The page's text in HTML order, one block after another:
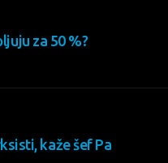
za 50 %?
kaže šef Pa